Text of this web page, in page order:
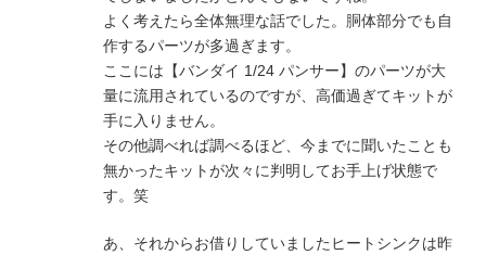
よく考えたら全体無理な話でした。胴体部分でも自
作するパーツが多過ぎます。
ここには【バンダイ 1/24 パンサー】のパーツが大
量に流用されているのですが、高価過ぎてキットが
手に入りません。
その他調べれば調べるほど、今までに聞いたことも
無かったキットが次々に判明してお手上げ状態で
す。笑
あ、それからお借りしていましたヒートシンクは昨